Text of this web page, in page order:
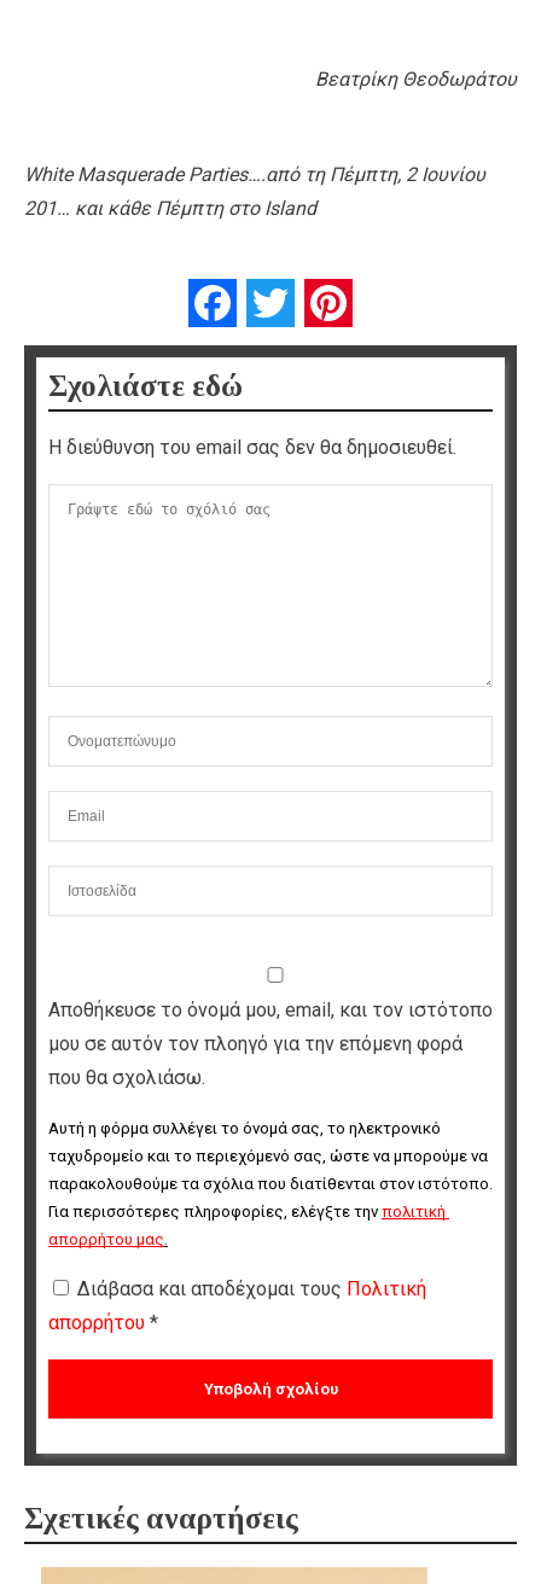
Βεατρίκη Θεοδωράτου
White Masquerade Parties….από τη Πέμπτη, 2 Ιουνίου
201… και κάθε Πέμπτη στο Ιsland
FacebookTwitter
Σχολιάστε εδώ
Η διεύθυνση του email σας δεν θα δημοσιευθεί.
Αποθήκευσε το όνομά μου, email, και τον ιστότοπο
μου σε αυτόν τον πλοηγό για την επόμενη φορά
που θα σχολιάσω.
Αυτή η φόρμα συλλέγει το όνομά σας, το ηλεκτρονικό
ταχυδρομείο και το περιεχόμενό σας, ώστε να μπορούμε να
παρακολουθούμε τα σχόλια που διατίθενται στον ιστότοπο.
Για περισσότερες πληροφορίες, ελέγξτε την πολιτική
απορρήτου μας.
Διάβασα και αποδέχομαι τους Πολιτική
απορρήτου *
Σχετικές αναρτήσεις